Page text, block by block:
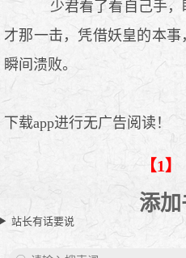
少君看了看自己手，
才那一击，凭借妖皇的本
瞬间溃败。
下载app进行无广告阅读！
【1】
添
站长有话要说